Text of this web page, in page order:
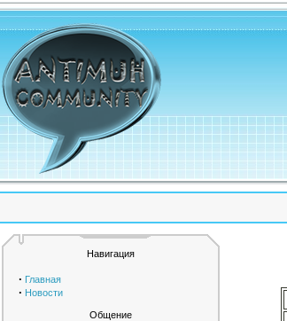
Навигация
· Главная
· Новости
Общение